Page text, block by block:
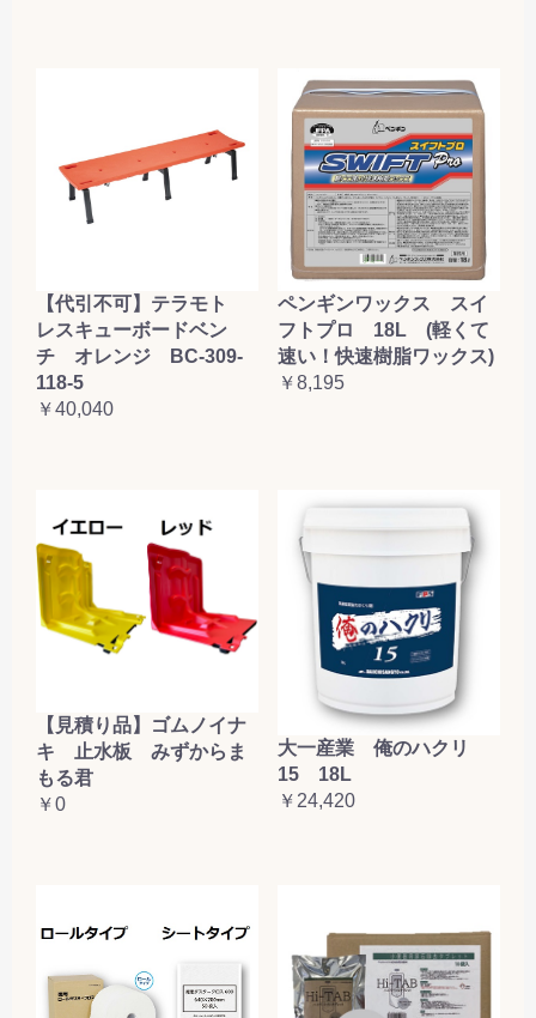
【代引不可】テラモト
レスキューボードベン
チ オレンジ BC-309-
118-5
￥40,040
ペンギンワックス スイ
フトプロ 18L (軽くて
速い！快速樹脂ワックス)
￥8,195
【見積り品】ゴムノイナ
キ 止水板 みずからま
もる君
￥0
大一産業 俺のハクリ
15 18L
￥24,420